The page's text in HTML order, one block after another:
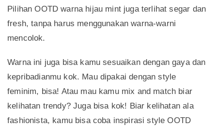
Pilihan OOTD warna hijau mint juga terlihat segar dan
fresh, tanpa harus menggunakan warna-warni
mencolok.
Warna ini juga bisa kamu sesuaikan dengan gaya dan
kepribadianmu kok. Mau dipakai dengan style
feminim, bisa! Atau mau kamu mix and match biar
kelihatan trendy? Juga bisa kok! Biar kelihatan ala
fashionista, kamu bisa coba inspirasi style OOTD